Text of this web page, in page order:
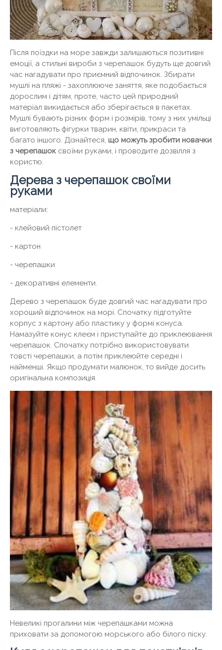
Після поїздки на море завжди залишаються позитивні
емоції, а стильні вироби з черепашок будуть ще довгий
час нагадувати про приємний відпочинок. Збирати
мушлі на пляжі - захоплююче заняття, яке подобається
дорослим і дітям, проте, часто цей природний
матеріал викидається або зберігається в пакетах.
Мушлі бувають різних форм і розмірів, тому з них умільці
виготовляють фігурки тварин, квіти, прикраси та
багато іншого. Дізнайтеся, що можуть зробити новачки
з черепашок своїми руками, і проводите дозвілля з
користю.
Дерева з черепашок своїми
руками
матеріали:
- клейовий пістолет
- картон
- черепашки
- декоративні елементи.
Дерево з черепашок буде довгий час нагадувати про
хороший відпочинок на морі. Спочатку підготуйте
корпус з картону або пластику у формі конуса.
Намазуйте конус клеєм і приступайте до приклеювання
черепашок. Спочатку потрібно використовувати
товсті черепашки, а потім приклеюйте середні і
найменші. Якщо продумати малюнок, то вийде досить
оригінальна композиція.
Невеликі прогалини між черепашками можна
приховати за допомогою морського або білого піску.